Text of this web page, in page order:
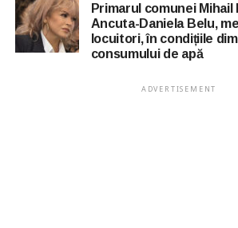
Primarul comunei Mihail
Ancuta-Daniela Belu,
locuitori, în condițiile
consumului de apă
ADVERTISEMENT